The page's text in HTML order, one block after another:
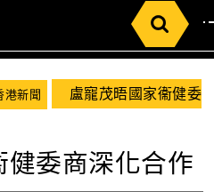
for:
港新聞 盧寵茂晤國家衞健委
委商深化合作